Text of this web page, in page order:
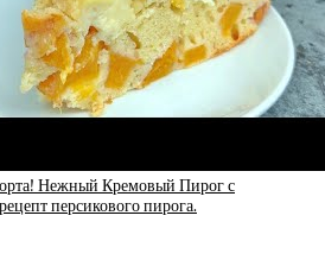
Нежный Кремовый Пирог с
персикового пирога.